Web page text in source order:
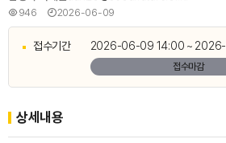
946 2026-06-09
접수기간 2026-06-09 14:00 ~
접수마감
상세내용